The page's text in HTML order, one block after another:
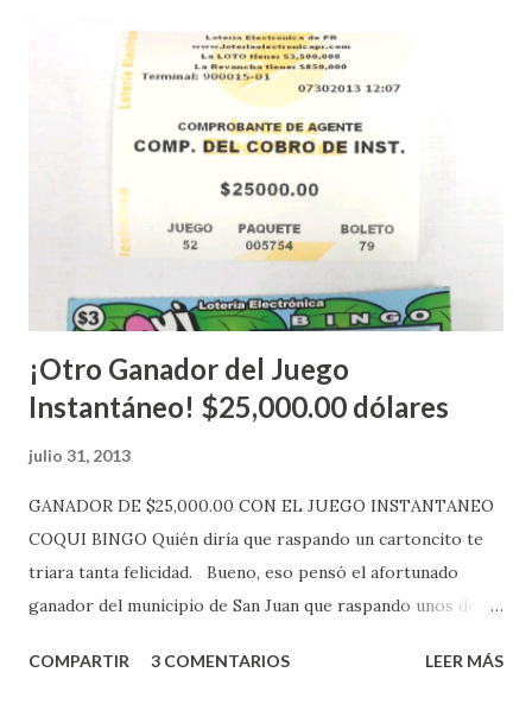
instantáneos”, indicó López. Sobre el sorteo de Powerball,
López explicó que el mismo se continuará realizando en los
Estados Unidos y los jugadores podrán conocer los
números ganadores del mismo a través de la página
aquellos con jugadas anticipadas de los sorteos locales (
Loto, Revancha, Pega 2, Pega 3 Pega 4 ) se les informará
Mientras, que l...
¡Otro Ganador del Juego
Instantáneo! $25,000.00 dólares
julio 31, 2013
GANADOR DE $25,000.00 CON EL JUEGO INSTANTANEO
COQUI BINGO Quién diría que raspando un cartoncito te
triara tanta felicidad. Bueno, eso pensó el afortunado
ganador del municipio de San Juan que raspando unos de
obtuvo un premio de $25,000,00 dólares. Este es el anuncio
COMPARTIR 3 COMENTARIOS LEER MÁS